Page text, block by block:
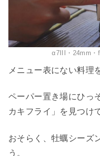
α7III・24mm・
メニュー表にない料理
ペーパー置き場にひっ
カキフライ」を見つけ
おそらく、牡蠣シーズ
う。